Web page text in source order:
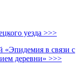
уезда >>>
в связи с
деревни» >>>